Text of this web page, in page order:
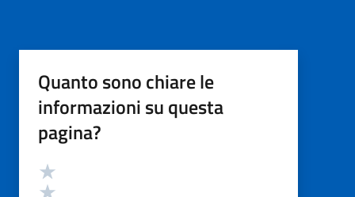
Quanto sono chiare le
informazioni su questa
pagina?
Valutazione